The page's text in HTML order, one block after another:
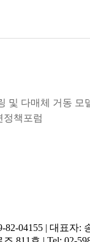
및 다매체 거동
정책포럼
82-04155 | 대표자: